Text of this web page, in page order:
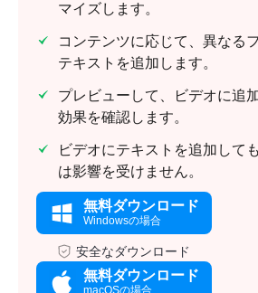
マイズします。
コンテンツに応じて、異なる
テキストを追加します。
プレビューして、ビデオに追
効果を確認します。
ビデオにテキストを追加して
は影響を受けません。
無料ダウンロード
Windowsの場合
安全なダウンロード
無料ダウンロード
macOSの場合